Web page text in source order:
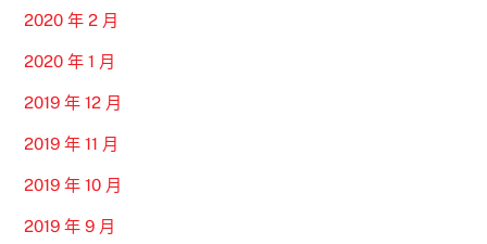
2020 年 2 月
2020 年 1 月
2019 年 12 月
2019 年 11 月
2019 年 10 月
2019 年 9 月